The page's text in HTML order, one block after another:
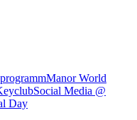
Manor World
Social Media @
Day